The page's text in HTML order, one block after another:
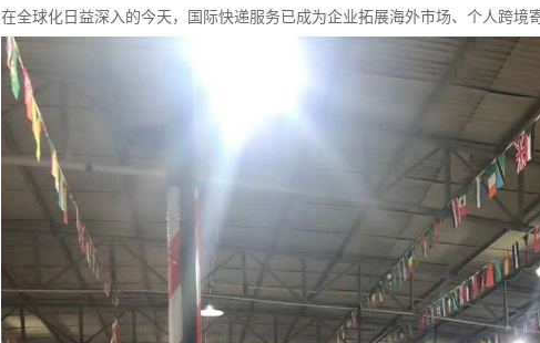
在全球化日益深入的今天，国际快递服务已成为企业拓展海外市场、个人跨境